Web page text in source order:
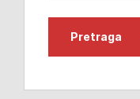
Pretraga